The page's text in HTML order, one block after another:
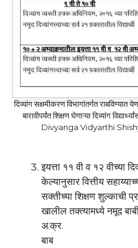
दिव्यांग सक्षमीकरण विभागांतर्गत राबविण्यात
बारावीपर्यंत शिक्षण घेणाऱ्या दिव्यांग
Divyanga Vidyarthi
इयत्ता ११ वी व १२ वीच्या
केल्यानुसार वित्तीय
सक्तीच्या शिक्षण शुल्काची
खालील तक्त्यामध्ये नमूद
अ.क्र.
बाब